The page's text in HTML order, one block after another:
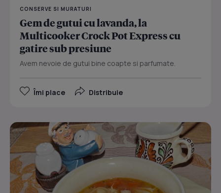
CONSERVE SI MURATURI
Gem de gutui cu lavanda, la
Multicooker Crock Pot Express cu
gatire sub presiune
Avem nevoie de gutui bine coapte si parfumate.
Îmi place Distribuie